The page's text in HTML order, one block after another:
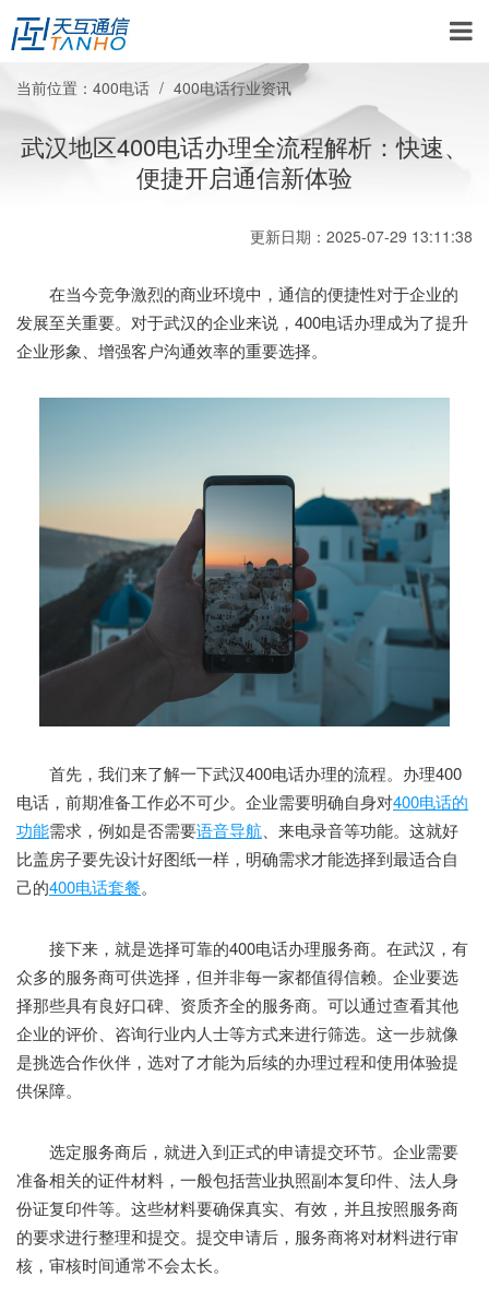
当前位置： 400电话 400电话行业资讯
武汉地区400电话办理全流程解析：快速、
便捷开启通信新体验
更新日期：2025-07-29 13:11:38
在当今竞争激烈的商业环境中，通信的便捷性对于企业的
发展至关重要。对于武汉的企业来说，400电话办理成为了提升
企业形象、增强客户沟通效率的重要选择。
首先，我们来了解一下武汉400电话办理的流程。办理400
电话，前期准备工作必不可少。企业需要明确自身对400电话的
功能需求，例如是否需要语音导航 、来电录音等功能。这就好
比盖房子要先设计好图纸一样，明确需求才能选择到最适合自
己的400电话套餐。
接下来，就是选择可靠的400电话办理服务商。在武汉，有
众多的服务商可供选择，但并非每一家都值得信赖。企业要选
择那些具有良好口碑、资质齐全的服务商。可以通过查看其他
企业的评价、咨询行业内人士等方式来进行筛选。这一步就像
是挑选合作伙伴，选对了才能为后续的办理过程和使用体验提
供保障。
选定服务商后，就进入到正式的申请提交环节。企业需要
准备相关的证件材料，一般包括营业执照副本复印件、法人身
份证复印件等。这些材料要确保真实、有效，并且按照服务商
的要求进行整理和提交。提交申请后，服务商将对材料进行审
核，审核时间通常不会太长。